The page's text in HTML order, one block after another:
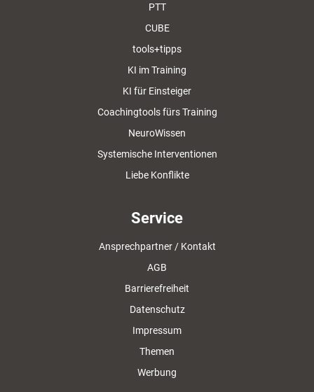
PTT
CUBE
tools+tipps
KI im Training
KI für Einsteiger
Coachingtools fürs Training
NeuroWissen
Systemische Interventionen
Liebe Konflikte
Service
Ansprechpartner / Kontakt
AGB
Barrierefreiheit
Datenschutz
Impressum
Themen
Werbung